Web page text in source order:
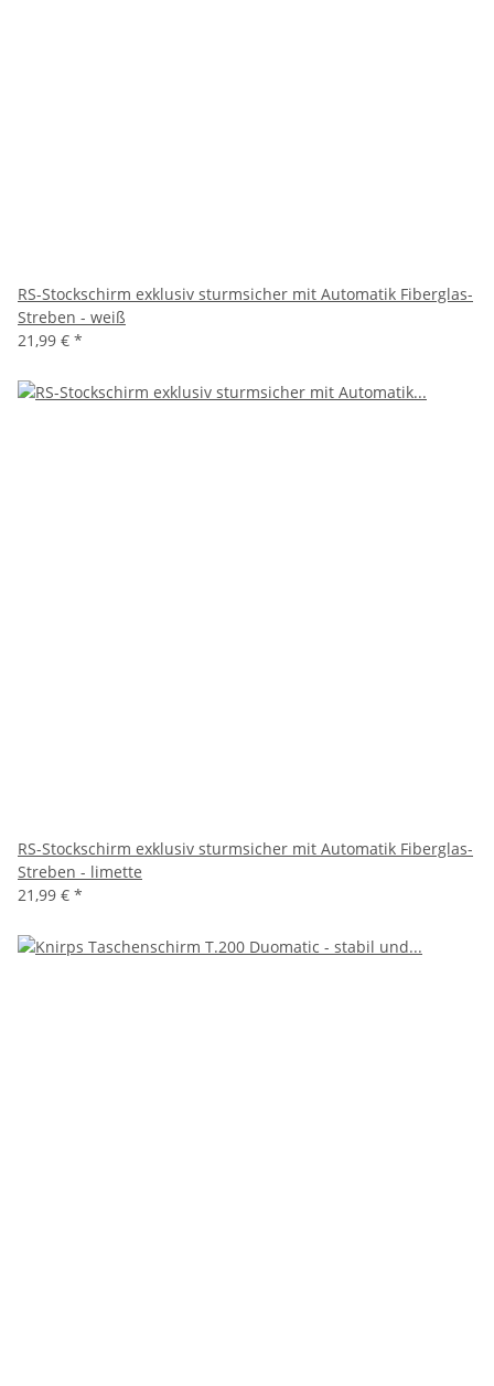
RS-Stockschirm exklusiv sturmsicher mit Automatik Fiberglas-
Streben - weiß
21,99 € *
RS-Stockschirm exklusiv sturmsicher mit Automatik Fiberglas-
Streben - limette
21,99 € *